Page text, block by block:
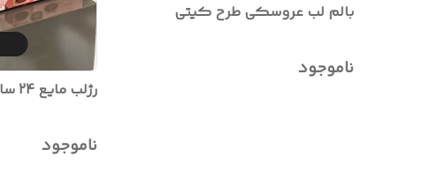
بالم لب عروسکی طرح کیتی
ناموجود
رژلب مایع 24 ساعته برند Qoiden
ناموجود